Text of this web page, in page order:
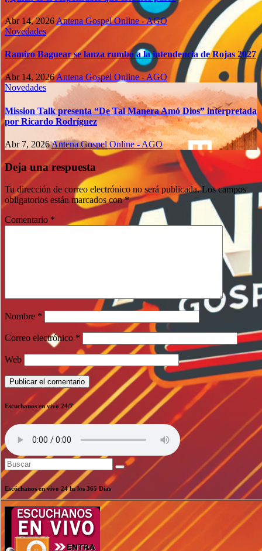
Abr 14, 2026 Antena Gospel Online - AGO
Novedades
Ramiro Baguear se lanza rumbo a la intendencia de Rojas 2027
Abr 14, 2026Antena Gospel Online - AGO
Novedades
Mission Talk presenta “De Tal Manera Amó Dios” interpretada
por Ricardo Rodríguez
Abr 7, 2026Antena Gospel Online - AGO
Deja una respuesta
Tu dirección de correo electrónico no será publicada. Los campos
obligatorios están marcados con*
Comentario *
Nombre *
Correo electrónico *
Web
Escuchanos en vivo 24/7
Escúchanos en vivo 24 hs los 365 Dias